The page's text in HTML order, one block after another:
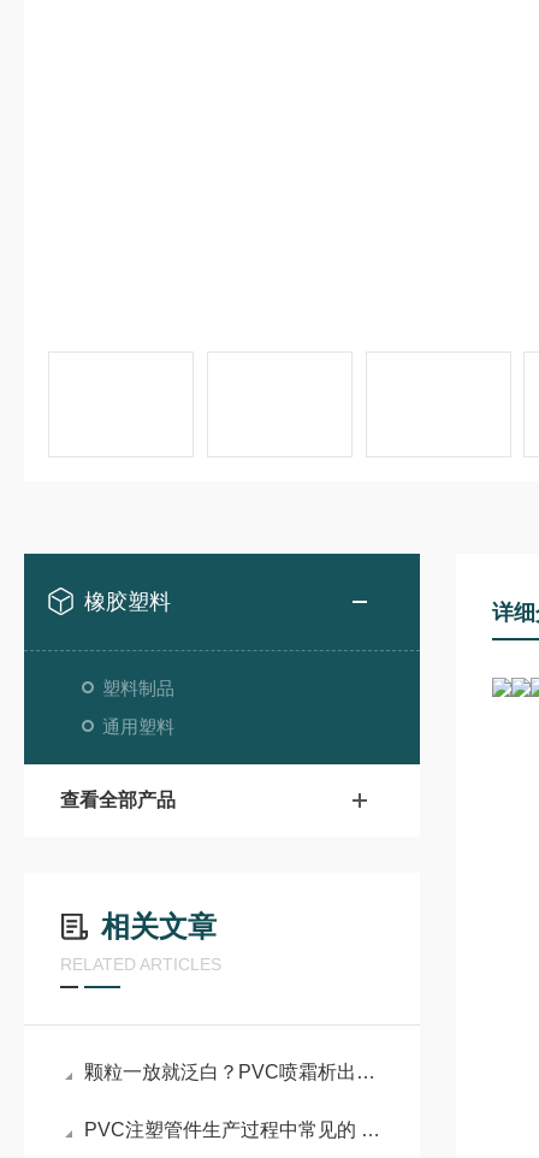
橡胶塑料
塑料制品
通用塑料
查看全部产品
相关文章
RELATED ARTICLES
颗粒一放就泛白？PVC喷霜析出的3个原因
PVC注塑管件生产过程中常见的 20+个问题及解决办法
详